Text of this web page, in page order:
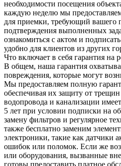
необходимости посещения
каждую неделю мы
для приемки, требующий вашего
подтверждения выполненных
ознакомиться с актом и
удобно для клиентов из других
Что включает в себя гарантия на
В общем, наша гарантия
повреждения, которые могут
Мы предоставляем полную
обеспечивая их защиту от
водопровода и канализации
5 лет при условии подписки на
замену фильтров и регулярное
также бесплатно заменим
электроники, такие как датчики
ошибок или поломок. Если же
или оборудования, вызванные
готовы предоставить платное